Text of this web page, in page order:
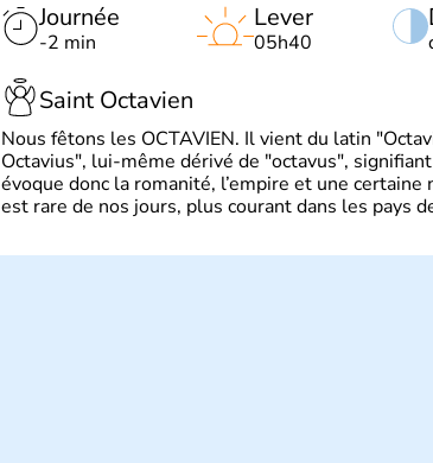
Journée
-2 min
Lever
05h40
Saint Octavien
Nous fêtons les OCTAVIEN. Il vient du latin
Octavius", lui-même dérivé de "octavus",
évoque donc la romanité, l’empire et une
est rare de nos jours, plus courant dans les pays